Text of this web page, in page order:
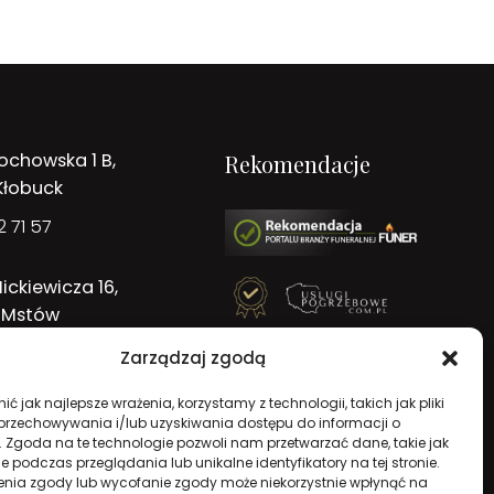
Zarządzaj zgodą
jak najlepsze wrażenia, korzystamy z technologii, takich jak pliki
i/lub uzyskiwania dostępu do informacji o
Zgoda na te technologie pozwoli nam przetwarzać dane, takie jak
podczas przeglądania lub unikalne identyfikatory na tej stronie.
zgody lub wycofanie zgody może niekorzystnie wpłynąć na
1 B,
71 57
16,
Rekomendacje